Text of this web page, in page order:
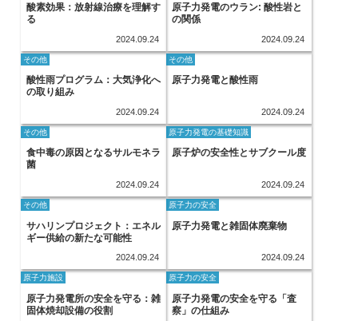
酸素効果：放射線治療を理解す
る
2024.09.24
原子力発電のウラン: 酸性岩と
の関係
2024.09.24
その他
酸性雨プログラム：大気浄化へ
の取り組み
2024.09.24
その他
原子力発電と酸性雨
2024.09.24
その他
食中毒の原因となるサルモネラ
菌
2024.09.24
原子力発電の基礎知識
原子炉の安全性とサブクール度
2024.09.24
その他
サハリンプロジェクト：エネル
ギー供給の新たな可能性
2024.09.24
原子力の安全
原子力発電と雑固体廃棄物
2024.09.24
原子力施設
原子力発電所の安全を守る：雑
固体焼却設備の役割
原子力の安全
原子力発電の安全を守る「査
察」の仕組み